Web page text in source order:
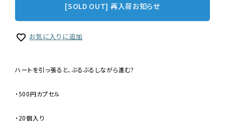
[SOLD OUT] 再入荷お知らせ
お気に入りに追加
ハートを引っ張ると、ぶるぶるしながら進む?
・500円カプセル
・20個入り